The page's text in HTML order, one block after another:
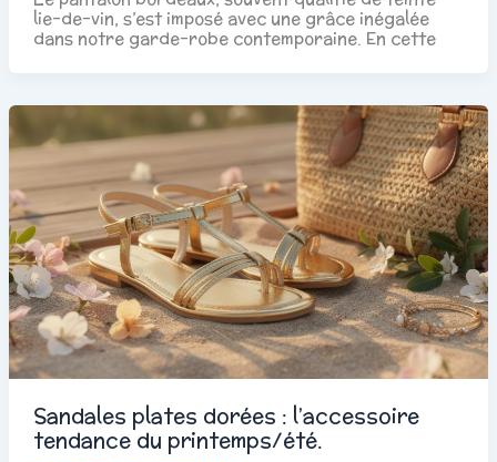
lie-de-vin, s’est imposé avec une grâce inégalée
dans notre garde-robe contemporaine. En cette
Sandales plates dorées : l’accessoire
tendance du printemps/été.